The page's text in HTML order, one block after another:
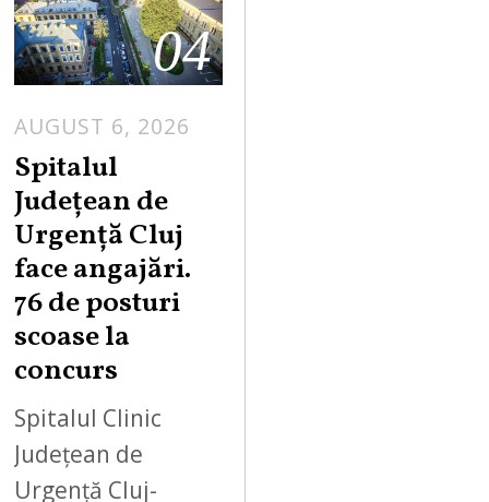
04
AUGUST 6, 2026
Spitalul
Județean de
Urgență Cluj
face angajări.
76 de posturi
scoase la
concurs
Spitalul Clinic
Județean de
Urgență Cluj-